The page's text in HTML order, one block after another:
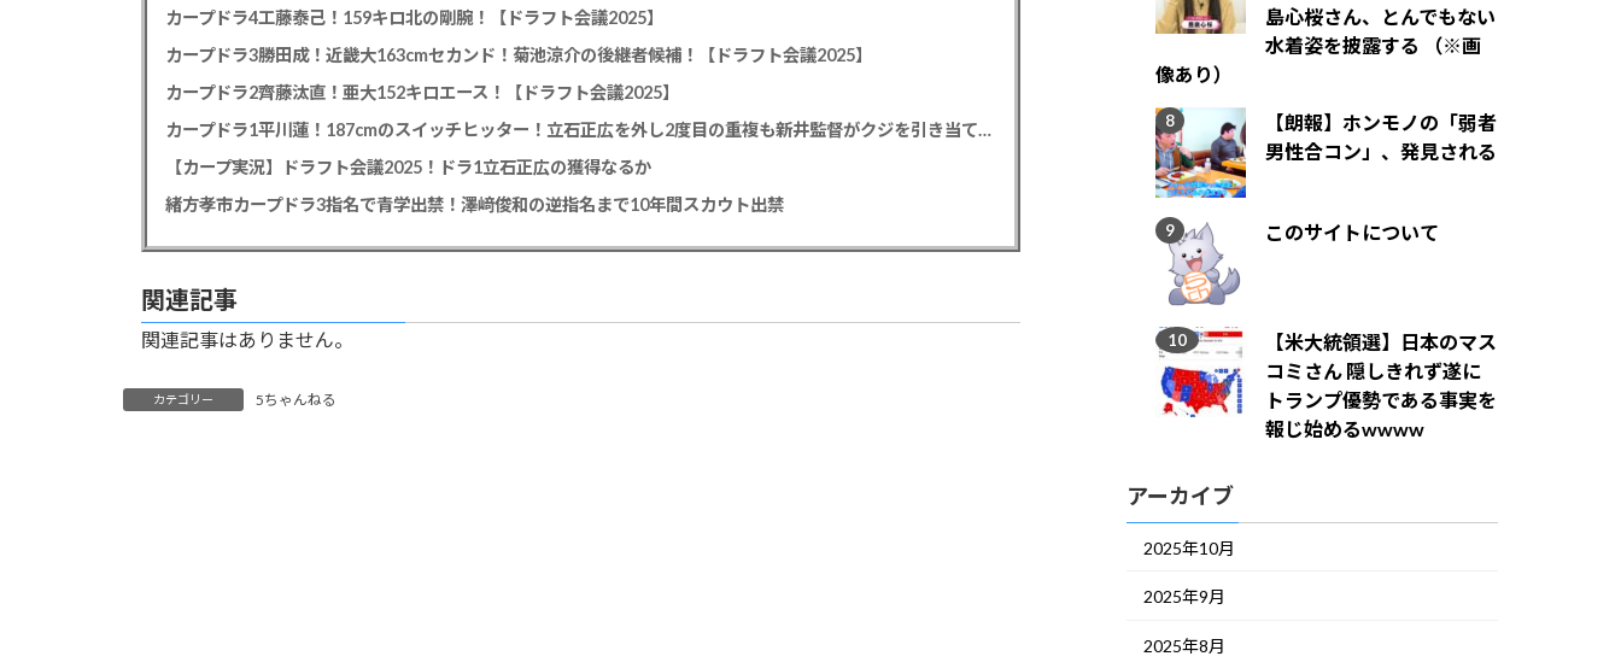
カープドラ4工藤泰己！159キロ北の剛腕！【ドラフト会議2025】
カープドラ3勝田成！近畿大163cmセカンド！菊池涼介の後継者候補！【ドラフト会議2025】
カープドラ2齊藤汰直！亜大152キロエース！【ドラフト会議2025】
カープドラ1平川蓮！187cmのスイッチヒッター！立石正広を外し2度目の重複も新井監督がクジを引き当てる！【ドラフト会議2025】
【カープ実況】ドラフト会議2025！ドラ1立石正広の獲得なるか
緒方孝市カープドラ3指名で青学出禁！澤﨑俊和の逆指名まで10年間スカウト出禁
関連記事
関連記事はありません。
カテゴリー 5ちゃんねる
島心桜さん、とんでもない
水着姿を披露する （※画
像あり）
【朗報】ホンモノの「弱者
男性合コン」、発見される
このサイトについて
【米大統領選】日本のマス
コミさん 隠しきれず遂に
トランプ優勢である事実を
報じ始めるwwww
アーカイブ
2025年10月
2025年9月
2025年8月